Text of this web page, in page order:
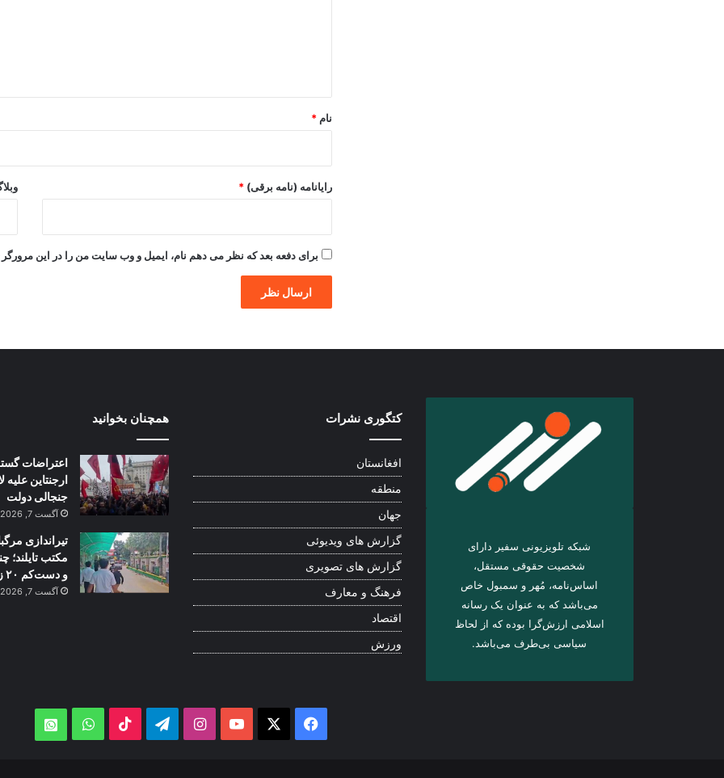
نام *
رایانامه (نامه برقی) *
برای دفعه بعد که نظر می دهم نام، ایمیل و وب سایت من را در این مرورگر
شبکه تلویزیونی سفیر دارای
شخصیت حقوقی مستقل،
اساس‌نامه، مُهر و سمبول خاص
می‌باشد که به عنوان یک رسانه
اسلامی ارزش‌گرا بوده که از لحاظ
سیاسی بی‌طرف می‌باشد.
کتگوری نشرات
افغانستان
منطقه
جهان
گزارش های ویدیوئی
گزارش های تصویری
فرهنگ و معارف
اقتصاد
ورزش
همچنان بخوانید
اعتراضات
ارجنتاین علیه
جنجالی دولت
آگست 7, 2026
تیراندازی
مکتب تایلند؛
و دست‌کم ۲۰ زخمی
آگست 7, 2026
Facebook
YouTube
Instagram
Telegram
TikTok
WhatsApp